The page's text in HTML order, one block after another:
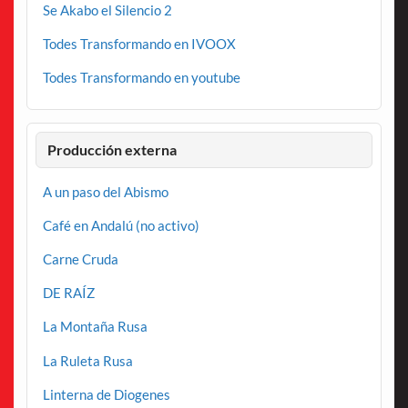
Se Akabo el Silencio 2
Todes Transformando en IVOOX
Todes Transformando en youtube
Producción externa
A un paso del Abismo
Café en Andalú (no activo)
Carne Cruda
DE RAÍZ
La Montaña Rusa
La Ruleta Rusa
Linterna de Diogenes